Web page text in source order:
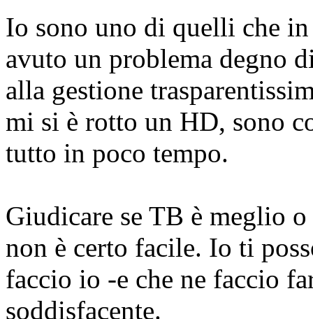
Io sono uno di quelli che
avuto un problema degno
alla gestione
mi si è rotto un HD, sono
tutto in poco tempo.
Giudicare se TB è meglio
non è certo facile. Io ti
faccio io -e che ne faccio
soddisfacente.